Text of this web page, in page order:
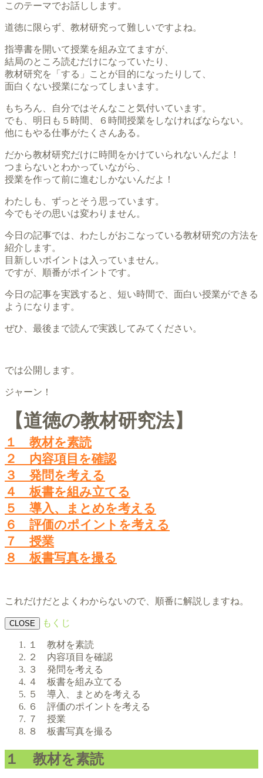
このテーマでお話しします。
道徳に限らず、教材研究って難しいですよね。
指導書を開いて授業を組み立てますが、
結局のところ読むだけになっていたり、
教材研究を「する」ことが目的になったりして、
面白くない授業になってしまいます。
もちろん、自分ではそんなこと気付いています。
でも、明日も５時間、６時間授業をしなければならない。
他にもやる仕事がたくさんある。
だから教材研究だけに時間をかけていられないんだよ！
つまらないとわかっていながら、
授業を作って前に進むしかないんだよ！
わたしも、ずっとそう思っています。
今でもその思いは変わりません。
今日の記事では、わたしがおこなっている教材研究の方法を
紹介します。
目新しいポイントは入っていません。
ですが、順番がポイントです。
今日の記事を実践すると、短い時間で、面白い授業ができる
ようになります。
ぜひ、最後まで読んで実践してみてください。
では公開します。
ジャーン！
【道徳の教材研究法】
１ 教材を素読
２ 内容項目を確認
３ 発問を考える
４ 板書を組み立てる
５ 導入、まとめを考える
６ 評価のポイントを考える
７ 授業
８ 板書写真を撮る
これだけだとよくわからないので、順番に解説しますね。
CLOSE もくじ
１ 教材を素読
２ 内容項目を確認
３ 発問を考える
４ 板書を組み立てる
５ 導入、まとめを考える
６ 評価のポイントを考える
７ 授業
８ 板書写真を撮る
１ 教材を素読